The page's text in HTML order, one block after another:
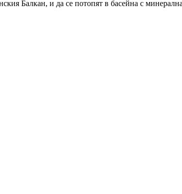
Балкан, и да се потопят в басейна с